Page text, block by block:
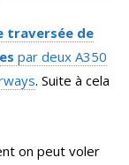
traversée de
par deux A350
. Suite à cela
on peut voler